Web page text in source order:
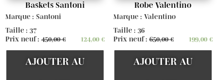
Baskets Santoni
Marque : Santoni
Taille : 37
Prix neuf :450,00€ 124,00€
AJOUTER AU
Robe Valentino
Marque : Valentino
Taille : 36
Prix neuf :650,00€ 199,00 €
AJOUTER AU